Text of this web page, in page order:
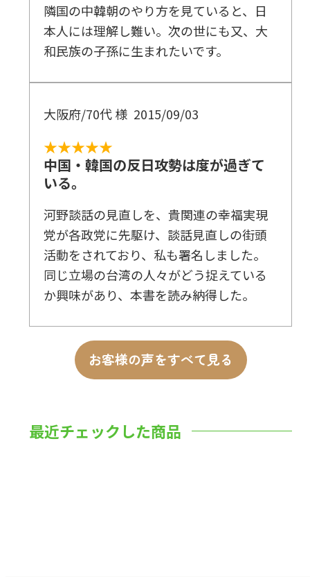
隣国の中韓朝のやり方を見ていると、日
本人には理解し難い。次の世にも又、大
和民族の子孫に生まれたいです。
大阪府/70代 様 2015/09/03
★★★★★
中国・韓国の反日攻勢は度が過ぎて
いる。
河野談話の見直しを、貴関連の幸福実現
党が各政党に先駆け、談話見直しの街頭
活動をされており、私も署名しました。
同じ立場の台湾の人々がどう捉えている
か興味があり、本書を読み納得した。
お客様の声をすべて見る
最近チェックした商品